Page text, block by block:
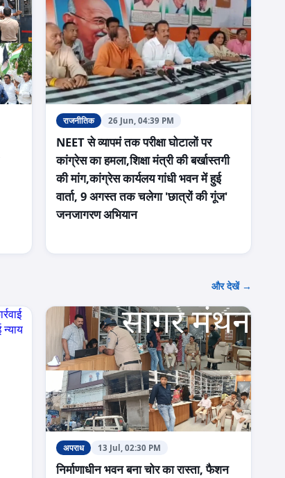
राजनीतिक 26 Jun, 04:39 PM
NEET से व्यापमं तक परीक्षा घोटालों पर
कांग्रेस का हमला,शिक्षा मंत्री की बर्खास्तगी
की मांग,कांग्रेस कार्यलय गांधी भवन में हुई
वार्ता, 9 अगस्त तक चलेगा 'छात्रों की गूंज'
जनजागरण अभियान
और देखें →
अपराध 13 Jul, 02:30 PM
निर्माणाधीन भवन बना चोर का रास्ता, फैशन